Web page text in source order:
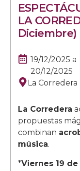
LA
Diciembre)
19/12/2025 a
20/12/2025
La Corredera
La Corredera
propuestas
combinan
música.
*Viernes 19